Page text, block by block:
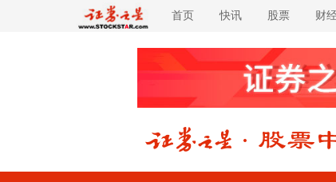
首页 快讯 股票 财